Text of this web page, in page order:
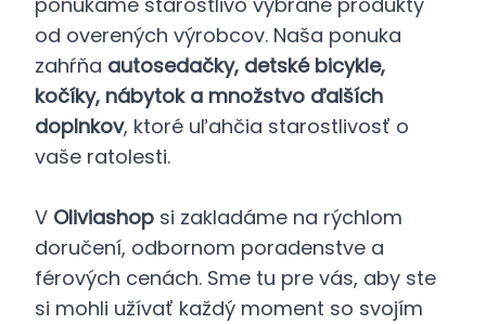
od overených výrobcov. Naša ponuka
zahŕňa autosedačky, detské bicykle,
kočíky, nábytok a množstvo ďalších
doplnkov, ktoré uľahčia starostlivosť o
vaše ratolesti.
V Oliviashop si zakladáme na rýchlom
doručení, odbornom poradenstve a
férových cenách. Sme tu pre vás, aby ste
si mohli užívať každý moment so svojím